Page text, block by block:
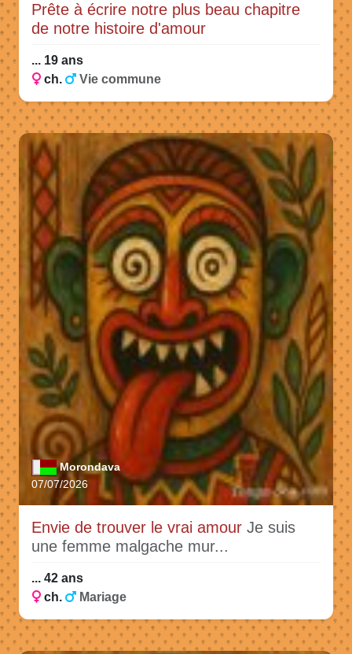
Prête à écrire notre plus beau chapitre
de notre histoire d'amour
... 19 ans
ch.
Vie commune
Morondava
07/07/2026
Envie de trouver le vrai amour Je suis
une femme malgache mur...
... 42 ans
ch.
Mariage